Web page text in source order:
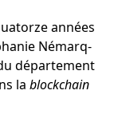
années
Némarq-
département
lablockchain